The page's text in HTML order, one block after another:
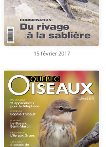
15 février 2017